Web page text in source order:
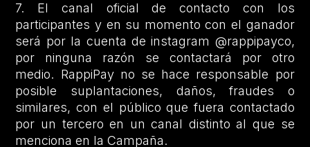
7. El canal oficial de contacto con los
participantes y en su momento con el ganador
será por la cuenta de instagram @rappipayco,
por ninguna razón se contactará por otro
medio. RappiPay no se hace responsable por
posible suplantaciones, daños, fraudes o
similares, con el público que fuera contactado
por un tercero en un canal distinto al que se
menciona en la Campaña.